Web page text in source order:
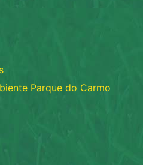
Parque do Carmo